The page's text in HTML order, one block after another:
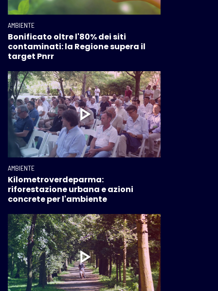
AMBIENTE
Bonificato oltre l'80% dei siti
contaminati: la Regione supera il
target Pnrr
AMBIENTE
Kilometroverdeparma:
riforestazione urbana e azioni
concrete per l'ambiente